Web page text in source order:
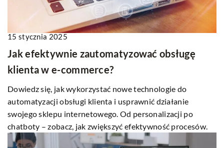
15 stycznia 2025
Jak efektywnie zautomatyzować obsługę
klienta w e-commerce?
Dowiedz się, jak wykorzystać nowe technologie do
automatyzacji obsługi klienta i usprawnić działanie
swojego sklepu internetowego. Od personalizacji po
chatboty – zobacz, jak zwiększyć efektywność procesów.